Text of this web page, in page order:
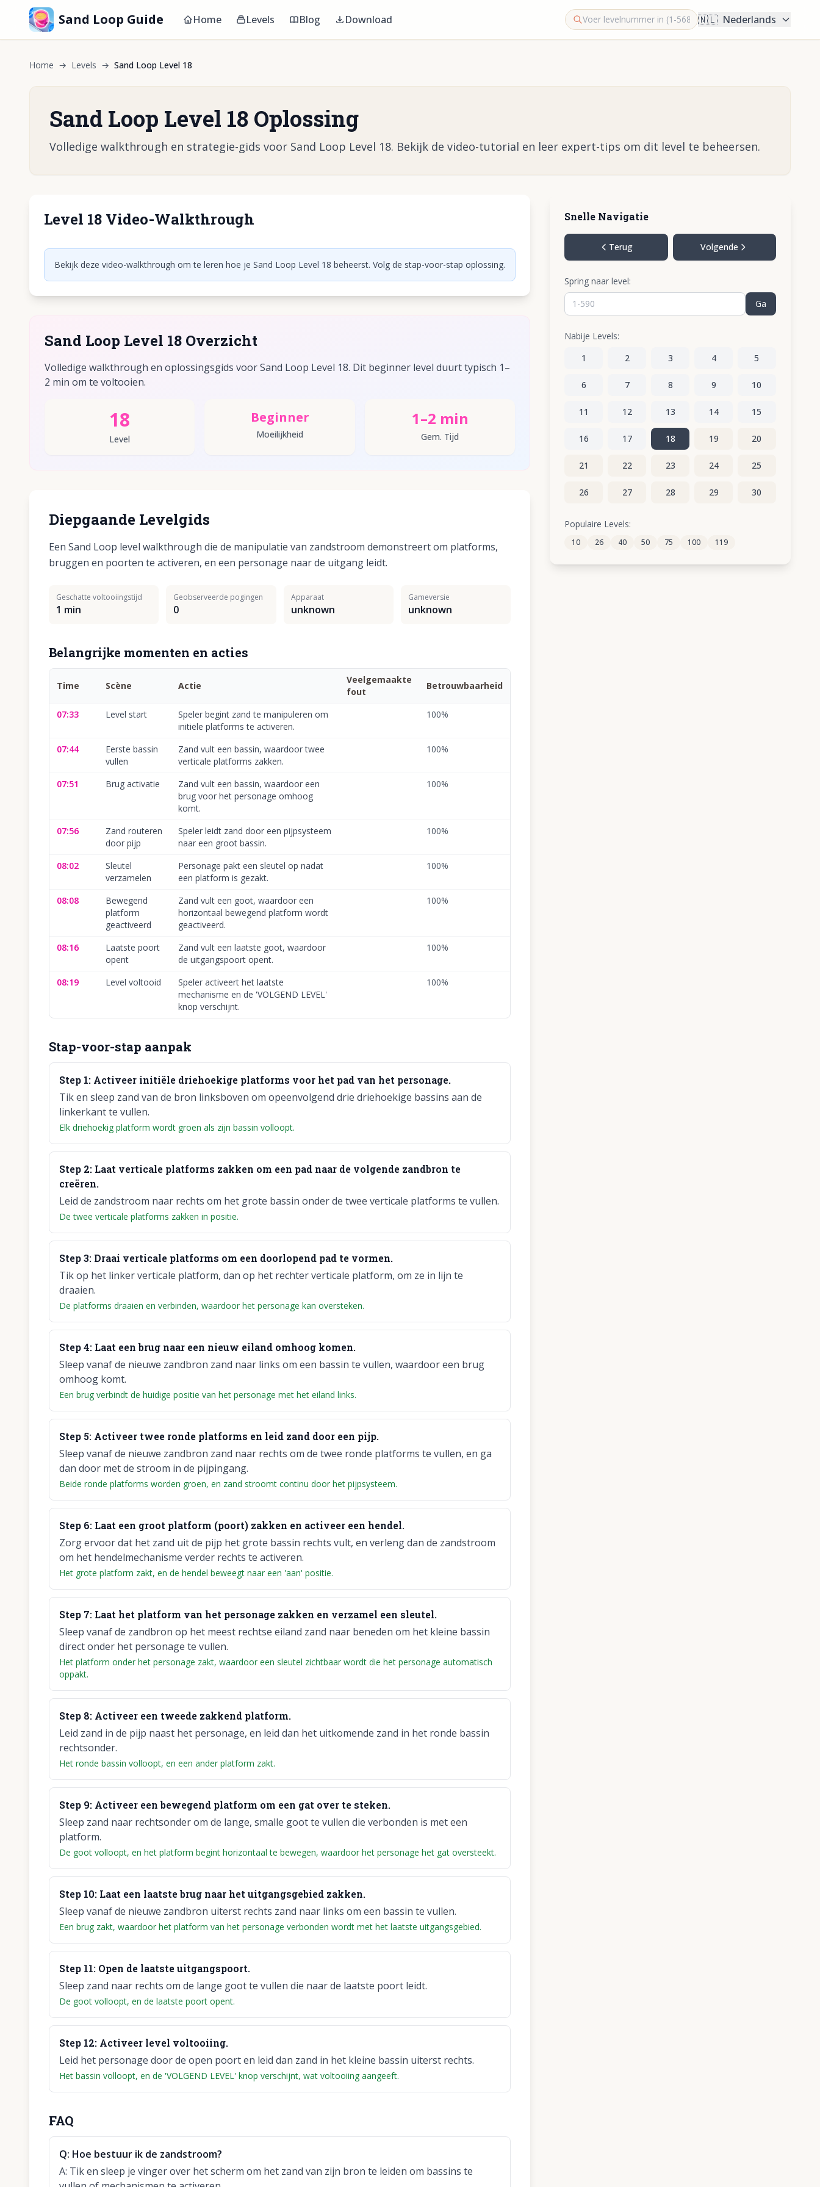
Sand Loop Guide Home Levels Blog Download 🇳🇱 Nederlands
Home → Levels → Sand Loop Level 18
Sand Loop Level 18 Oplossing
Volledige walkthrough en strategie-gids voor Sand Loop Level 18. Bekijk de video-tutorial en leer expert-tips om dit level te beheersen.
Level 18 Video-WalkthroughKlik om video af te spelen
Bekijk deze video-walkthrough om te leren hoe je Sand Loop Level 18 beheerst. Volg de stap-voor-stap oplossing.
Sand Loop Level 18 Overzicht
Volledige walkthrough en oplossingsgids voor Sand Loop Level 18. Dit beginner level duurt typisch 1–
2 min om te voltooien.
18
Level
Beginner
Moeilijkheid
1–2 min
Gem. Tijd
Diepgaande Levelgids
Een Sand Loop level walkthrough die de manipulatie van zandstroom demonstreert om platforms,
bruggen en poorten te activeren, en een personage naar de uitgang leidt.
Geschatte voltooiingstijd
1 min
Geobserveerde pogingen
0
Apparaat
unknown
Gameversie
unknown
Belangrijke momenten en acties
Time Scène Actie
Veelgemaakte
fout
Betrouwbaarheid
07:33 Level start
Speler begint zand te manipuleren om
initiële platforms te activeren.
100%
07:44
Eerste bassin
vullen
Zand vult een bassin, waardoor twee
verticale platforms zakken.
100%
07:51 Brug activatie
Zand vult een bassin, waardoor een
brug voor het personage omhoog
komt.
100%
07:56
Zand routeren
door pijp
Speler leidt zand door een pijpsysteem
naar een groot bassin.
100%
08:02
Sleutel
verzamelen
Personage pakt een sleutel op nadat
een platform is gezakt.
100%
08:08
Bewegend
platform
geactiveerd
Zand vult een goot, waardoor een
horizontaal bewegend platform wordt
geactiveerd.
100%
08:16
Laatste poort
opent
Zand vult een laatste goot, waardoor
de uitgangspoort opent.
100%
08:19 Level voltooid
Speler activeert het laatste
mechanisme en de 'VOLGEND LEVEL'
knop verschijnt.
100%
Stap-voor-stap aanpak
Step 1: Activeer initiële driehoekige platforms voor het pad van het personage.
Tik en sleep zand van de bron linksboven om opeenvolgend drie driehoekige bassins aan de
linkerkant te vullen.
Elk driehoekig platform wordt groen als zijn bassin volloopt.
Step 2: Laat verticale platforms zakken om een pad naar de volgende zandbron te
creëren.
Leid de zandstroom naar rechts om het grote bassin onder de twee verticale platforms te vullen.
De twee verticale platforms zakken in positie.
Step3: Draai verticale platforms om een doorlopend pad te vormen.
Tik op het linker verticale platform, dan op het rechter verticale platform, om ze in lijn te
draaien.
De platforms draaien en verbinden, waardoor het personage kan oversteken.
Step4: Laat een brug naar een nieuw eiland omhoog komen.
Sleep vanaf de nieuwe zandbron zand naar links om een bassin te vullen, waardoor een brug
omhoog komt.
Een brug verbindt de huidige positie van het personage met het eiland links.
Step 5: Activeer twee ronde platforms en leid zand door een pijp.
Sleep vanaf de nieuwe zandbron zand naar rechts om de twee ronde platforms te vullen, en ga
dan door met de stroom in de pijpingang.
Beide ronde platforms worden groen, en zand stroomt continu door het pijpsysteem.
Step 6: Laat een groot platform (poort) zakken en activeer een hendel.
Zorg ervoor dat het zand uit de pijp het grote bassin rechts vult, en verleng dan de zandstroom
om het hendelmechanisme verder rechts te activeren.
Het grote platform zakt, en de hendel beweegt naar een 'aan' positie.
Step 7: Laat het platform van het personage zakken en verzamel een sleutel.
Sleep vanaf de zandbron op het meest rechtse eiland zand naar beneden om het kleine bassin
direct onder het personage te vullen.
Het platform onder het personage zakt, waardoor een sleutel zichtbaar wordt die het personage automatisch
oppakt.
Step 8: Activeer een tweede zakkend platform.
Leid zand in de pijp naast het personage, en leid dan het uitkomende zand in het ronde bassin
rechtsonder.
Het ronde bassin volloopt, en een ander platform zakt.
Step 9: Activeer een bewegend platform om een gat over te steken.
Sleep zand naar rechtsonder om de lange, smalle goot te vullen die verbonden is met een
platform.
De goot volloopt, en het platform begint horizontaal te bewegen, waardoor het personage het gat oversteekt.
Step 10: Laat een laatste brug naar het uitgangsgebied zakken.
Sleep vanaf de nieuwe zandbron uiterst rechts zand naar links om een bassin te vullen.
Een brug zakt, waardoor het platform van het personage verbonden wordt met het laatste uitgangsgebied.
Step 11: Open de laatste uitgangspoort.
Sleep zand naar rechts om de lange goot te vullen die naar de laatste poort leidt.
De goot volloopt, en de laatste poort opent.
Step 12: Activeer level voltooiing.
Leid het personage door de open poort en leid dan zand in het kleine bassin uiterst rechts.
Het bassin volloopt, en de 'VOLGEND LEVEL' knop verschijnt, wat voltooiing aangeeft.
FAQ
Q: Hoe bestuur ik de zandstroom?
A: Tik en sleep je vinger over het scherm om het zand van zijn bron te leiden om bassins te
Snelle Navigatie
Terug Volgende
Spring naar level:
Ga
Nabije Levels:
1
2 3 4 5
6 7 8 9 10
11 12 13 14 15
16 17 18 19 20
21 22 23 24 25
26 27 28 29 30
31 32
36 37 38
Populaire Levels:
10 26 40 50 75 100 119